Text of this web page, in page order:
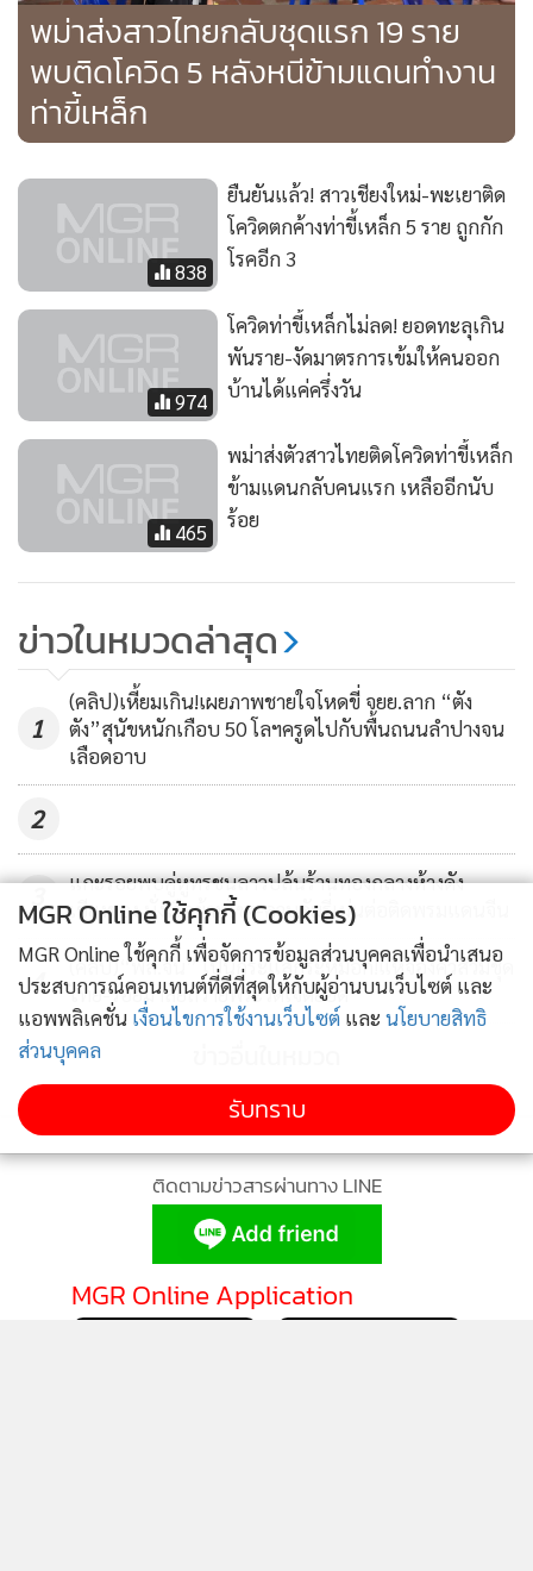
พม่าส่งสาวไทยกลับชุดแรก 19 ราย
พบติดโควิด 5 หลังหนีข้ามแดนทำงาน
ท่าขี้เหล็ก
838
ยืนยันแล้ว! สาวเชียงใหม่-พะเยาติด
โควิดตกค้างท่าขี้เหล็ก 5 ราย ถูกกัก
โรคอีก 3
974
โควิดท่าขี้เหล็กไม่ลด! ยอดทะลุเกิน
พันราย-งัดมาตรการเข้มให้คนออก
บ้านได้แค่ครึ่งวัน
465
พม่าส่งตัวสาวไทยติดโควิดท่าขี้เหล็ก
ข้ามแดนกลับคนแรก เหลืออีกนับ
ร้อย
ข่าวในหมวดล่าสุด
1
(คลิป)เหี้ยมเกิน!เผยภาพชายใจโหดขี่ จยย.ลาก “ตัง
ตัง”สุนัขหนักเกือบ 50 โลฯครูดไปกับพื้นถนนลำปางจน
เลือดอาบ
2
แกะรอยพบคู่หูทรชนลาวปล้นร้านทองกลางห้างดัง
เชียงของ นั่งเรือข้ามโขง-ควบคัมรี่เผ่นต่อติดพรมแดนจีน
4
(คลิป)“พส.จีน” เป็นกระแสกระหึ่มอีก!แห่จองคิวสวมชุด
ไทย-ร้อยมาลัยถวายพระวัดเจ็ดยอด
ติดตามข่าวสารผ่านทาง LINE
MGR Online Application
MGR Online ใช้คุกกี้ (Cookies)
MGR Online ใช้คุกกี้ เพื่อจัดการข้อมูลส่วนบุคคลเพื่อนำเสนอ
ประสบการณ์คอนเทนต์ที่ดีที่สุดให้กับผู้อ่านบนเว็บไซต์ และ
แอพพลิเคชั่น เงื่อนไขการใช้งานเว็บไซต์ และ นโยบายสิทธิ
ส่วนบุคคล
รับทราบ